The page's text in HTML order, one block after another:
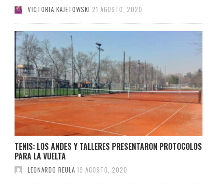
VICTORIA KAJETOWSKI 21 AGOSTO, 2020
TENIS: LOS ANDES Y TALLERES PRESENTARON PROTOCOLOS
PARA LA VUELTA
LEONARDO REULA 19 AGOSTO, 2020